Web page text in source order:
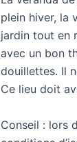
plein hiver, la
jardin tout en
avec un bon
douillettes. Il
Ce lieu doit
Conseil : lors